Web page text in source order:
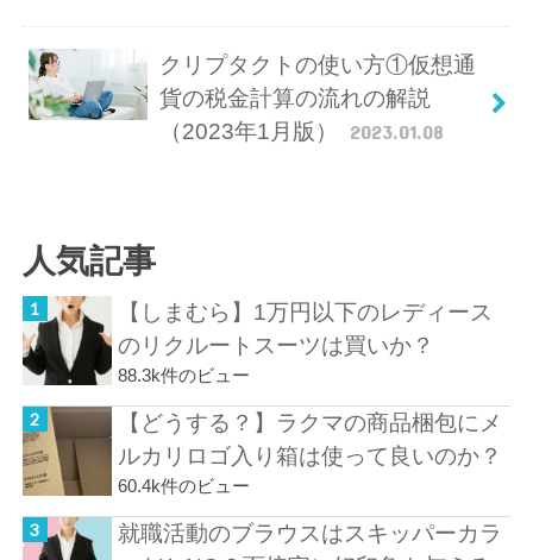
クリプタクトの使い方①仮想通
貨の税金計算の流れの解説
（2023年1月版）
2023.01.08
人気記事
【しまむら】1万円以下のレディース
のリクルートスーツは買いか？
88.3k件のビュー
【どうする？】ラクマの商品梱包にメ
ルカリロゴ入り箱は使って良いのか？
60.4k件のビュー
就職活動のブラウスはスキッパーカラ